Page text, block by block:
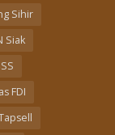
Sihir
Siak
FDI